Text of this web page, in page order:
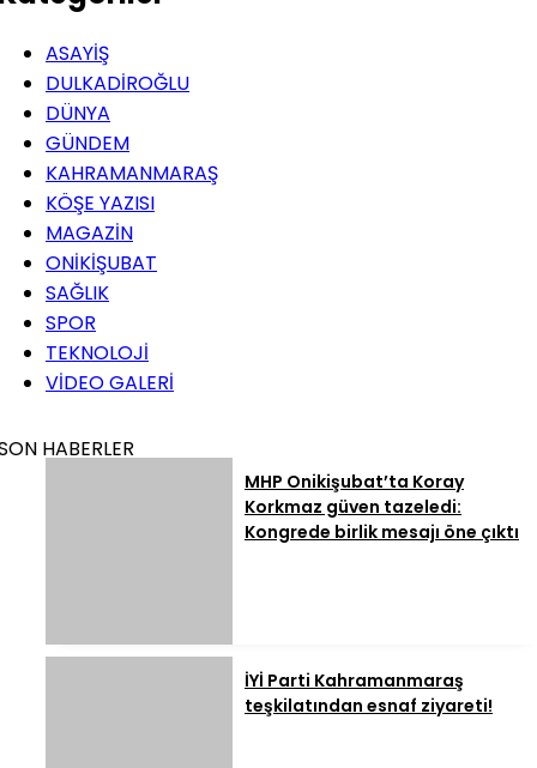
ASAYİŞ
DULKADİROĞLU
DÜNYA
GÜNDEM
KAHRAMANMARAŞ
KÖŞE YAZISI
MAGAZİN
ONİKİŞUBAT
SAĞLIK
SPOR
TEKNOLOJİ
VİDEO GALERİ
HABERLER
MHP Onikişubat’ta Koray
Korkmaz güven tazeledi:
Kongrede birlik mesajı öne çıktı
İYİ Parti Kahramanmaraş
teşkilatından esnaf ziyareti!